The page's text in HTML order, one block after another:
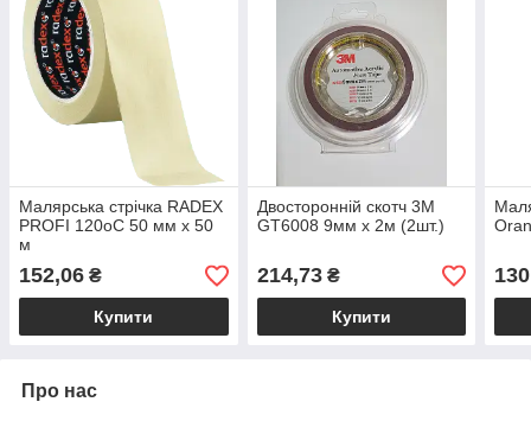
Малярська стрічка RADEX
PROFI 120oC 50 мм х 50
м
152,06 ₴
Купити
Двосторонній скотч 3М
GT6008 9мм х 2м (2шт.)
214,73₴
Купити
Про нас